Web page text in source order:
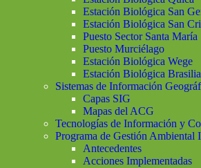
Estación Biológica San
Estación Biológica San
Puesto Sector Santa María
Puesto Murciélago
Estación Biológica Wege
Estación Biológica Brasilia
Sistemas de Información
Capas SIG
Mapas del ACG
Tecnologías de Información y
Programa de Gestión Ambiental
Antecedentes
Acciones Implementadas